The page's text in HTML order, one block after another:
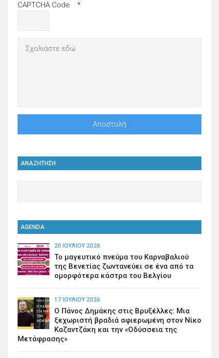
CAPTCHA Code *
ΑΝΑΖΗΤΗΣΗ
AGENDA
20 ΙΟΥΛΊΟΥ 2026
Το μαγευτικό πνεύμα του Καρναβαλιού
της Βενετίας ζωντανεύει σε ένα από τα
ομορφότερα κάστρα του Βελγίου
17 ΙΟΥΛΊΟΥ 2026
Ο Πάνος Δημάκης στις Βρυξέλλες: Μια
ξεχωριστή βραδιά αφιερωμένη στον Νίκο
Καζαντζάκη και την «Οδύσσεια της
Μετάφρασης»